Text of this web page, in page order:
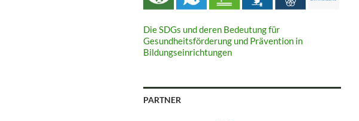
Die SDGs und deren Bedeutung für
Gesundheitsförderung und Prävention in
Bildungseinrichtungen
PARTNER